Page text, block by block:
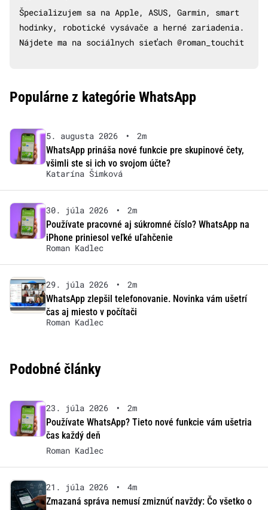
Špecializujem sa na Apple, ASUS, Garmin, smart
hodinky, robotické vysávače a herné zariadenia.
Nájdete ma na sociálnych sieťach @roman_touchit
Populárne z kategórie WhatsApp
5. augusta 2026 •
2m
WhatsApp prináša nové funkcie pre skupinové čety,
všimli ste si ich vo svojom účte?
Katarína Šimková
30. júla 2026 •
2m
Používate pracovné aj súkromné číslo? WhatsApp na
iPhone priniesol veľké uľahčenie
Roman Kadlec
29. júla 2026 •
2m
WhatsApp zlepšil telefonovanie. Novinka vám ušetrí
čas aj miesto v počítači
Roman Kadlec
Podobné články
23. júla 2026 •
2m
Používate WhatsApp? Tieto nové funkcie vám ušetria
čas každý deň
Roman Kadlec
21. júla 2026 •
4m
Zmazaná správa nemusí zmiznúť navždy: Čo všetko o